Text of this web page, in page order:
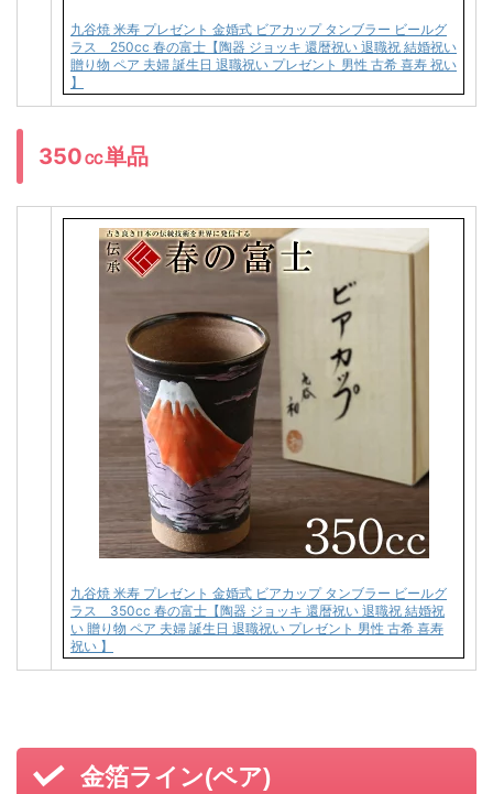
九谷焼 米寿 プレゼント 金婚式 ビアカップ タンブラー ビールグ
ラス 250cc 春の富士【陶器 ジョッキ 還暦祝い 退職祝 結婚祝い
贈り物 ペア 夫婦 誕生日 退職祝い プレゼント 男性 古希 喜寿 祝い
】
350㏄単品
九谷焼 米寿 プレゼント 金婚式 ビアカップ タンブラー ビールグ
ラス 350cc 春の富士【陶器 ジョッキ 還暦祝い 退職祝 結婚祝
い 贈り物 ペア 夫婦 誕生日 退職祝い プレゼント 男性 古希 喜寿
祝い 】
金箔ライン(ペア)